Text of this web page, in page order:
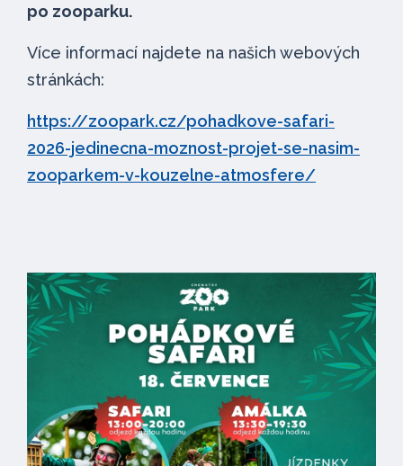
po zooparku.
Více informací najdete na našich webových
stránkách:
https://zoopark.cz/pohadkove-safari-
2026-jedinecna-moznost-projet-se-nasim-
zooparkem-v-kouzelne-atmosfere/